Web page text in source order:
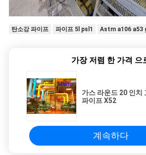
정
책탄소강 파이프 파이프 5l psl1 Astm a106 a53
가장 저렴 한 가격 으
가스 라운드 20 인치
파이프 X52
계속하다